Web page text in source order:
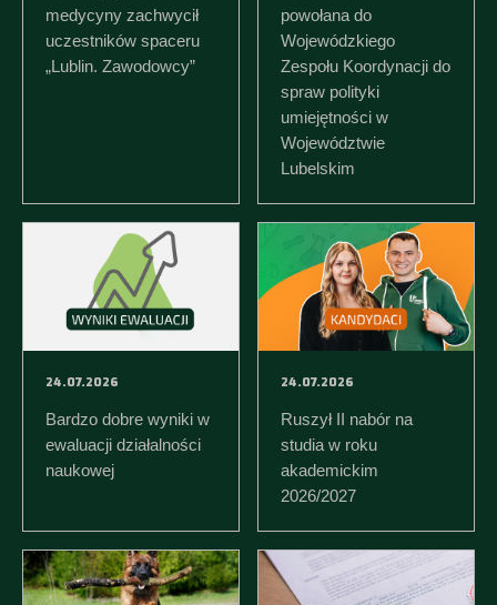
medycyny zachwycił
uczestników spaceru
„Lublin. Zawodowcy”
powołana do
Wojewódzkiego
Zespołu Koordynacji do
spraw polityki
umiejętności w
Województwie
Lubelskim
24.07.2026
Bardzo dobre wyniki w
ewaluacji działalności
naukowej
24.07.2026
Ruszył II nabór na
studia w roku
akademickim
2026/2027